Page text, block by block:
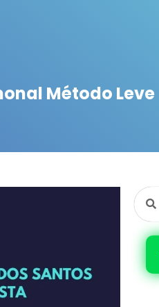
Método Leve